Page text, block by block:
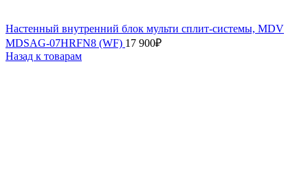
Настенный внутренний блок мульти сплит-системы, MDV
MDSAG-07HRFN8 (WF) 17 900₽
Назад к товарам